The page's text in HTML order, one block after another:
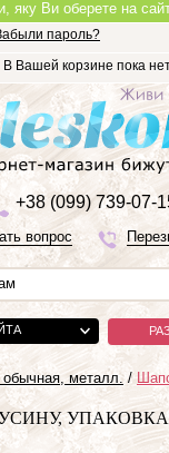
Ви оберете на сайті.
пароль?
В Вашей корзине пока
+38 (099) 739-07-1
вопрос
обычная, металл. /
УПАКОВКА